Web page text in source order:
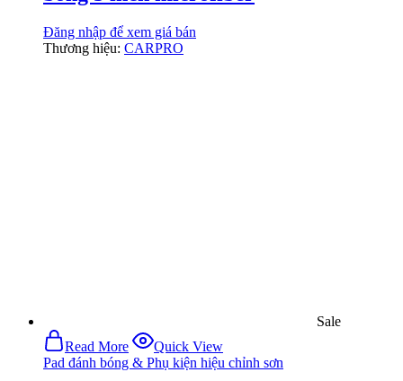
Đăng nhập để xem giá bán
Thương hiệu: CARPRO
Sale
Read More
Quick View
Pad đánh bóng & Phụ kiện hiệu chỉnh sơn